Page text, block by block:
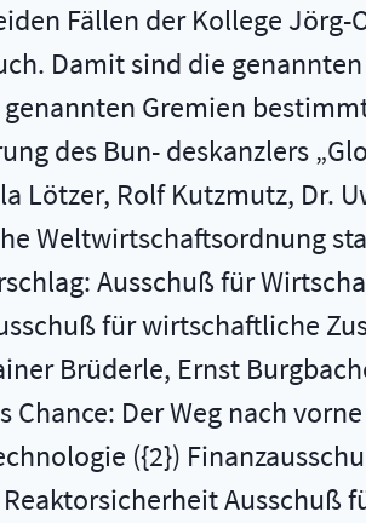
Fällen der Kollege
Damit sind die
Gremien
des Bun- deskanzlers
Lötzer, Rolf Kutzmutz, Dr.
Weltwirtschaftsordnung
Ausschuß für
für wirtschaftliche
Brüderle, Ernst
Chance: Der Weg nach
({2})
Ausschuß